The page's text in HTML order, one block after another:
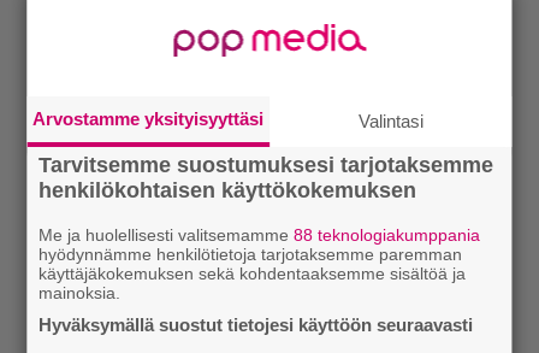
Arvostamme yksityisyyttäsi Valintasi
Tarvitsemme suostumuksesi tarjotaksemme
henkilökohtaisen käyttökokemuksen
Me ja huolellisesti valitsemamme88 teknologiakumppania
hyödynnämme henkilötietoja tarjotaksemme paremman
käyttäjäkokemuksen sekä kohdentaaksemme sisältöä ja
mainoksia.
Hyväksymällä suostut tietojesi käyttöön seuraavasti